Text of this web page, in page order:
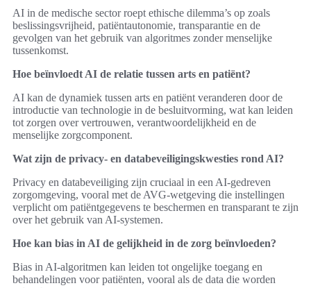
AI in de medische sector roept ethische dilemma’s op zoals
beslissingsvrijheid, patiëntautonomie, transparantie en de
gevolgen van het gebruik van algoritmes zonder menselijke
tussenkomst.
Hoe beïnvloedt AI de relatie tussen arts en patiënt?
AI kan de dynamiek tussen arts en patiënt veranderen door de
introductie van technologie in de besluitvorming, wat kan leiden
tot zorgen over vertrouwen, verantwoordelijkheid en de
menselijke zorgcomponent.
Wat zijn de privacy- en databeveiligingskwesties rond AI?
Privacy en databeveiliging zijn cruciaal in een AI-gedreven
zorgomgeving, vooral met de AVG-wetgeving die instellingen
verplicht om patiëntgegevens te beschermen en transparant te zijn
over het gebruik van AI-systemen.
Hoe kan bias in AI de gelijkheid in de zorg beïnvloeden?
Bias in AI-algoritmen kan leiden tot ongelijke toegang en
behandelingen voor patiënten, vooral als de data die worden